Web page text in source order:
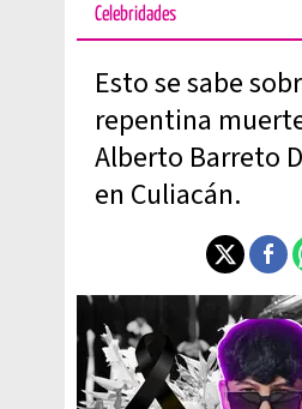
Celebridades
Esto se sabe
repentina
Alberto Barreto
en Culiacán.